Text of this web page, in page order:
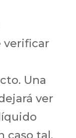
verificar
Una
ver
caso tal,